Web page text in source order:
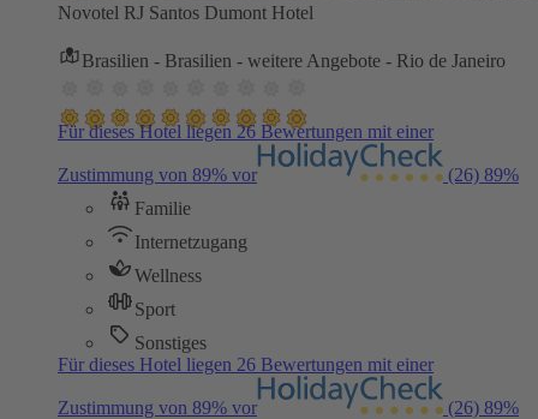
Novotel RJ Santos Dumont Hotel
Brasilien - Brasilien - weitere Angebote - Rio de Janeiro
Für dieses Hotel liegen 26 Bewertungen mit einer
Zustimmung von 89% vor (26) 89%
Familie
Internetzugang
Wellness
Sport
Sonstiges
Für dieses Hotel liegen 26 Bewertungen mit einer
Zustimmung von 89% vor (26) 89%